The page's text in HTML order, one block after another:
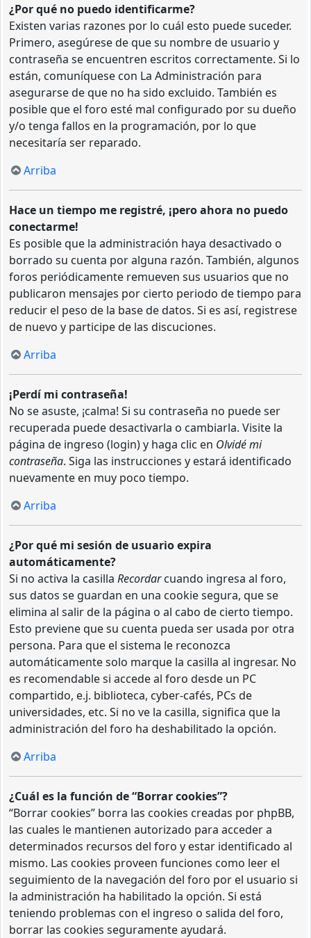
¿Por qué no puedo identificarme?
Existen varias razones por lo cuál esto puede suceder.
Primero, asegúrese de que su nombre de usuario y
contraseña se encuentren escritos correctamente. Si lo
están, comuníquese con La Administración para
asegurarse de que no ha sido excluido. También es
posible que el foro esté mal configurado por su dueño
y/o tenga fallos en la programación, por lo que
necesitaría ser reparado.
Arriba
Hace un tiempo me registré, ¡pero ahora no puedo
conectarme!
Es posible que la administración haya desactivado o
borrado su cuenta por alguna razón. También, algunos
foros periódicamente remueven sus usuarios que no
publicaron mensajes por cierto periodo de tiempo para
reducir el peso de la base de datos. Si es así, registrese
de nuevo y participe de las discuciones.
Arriba
¡Perdí mi contraseña!
No se asuste, ¡calma! Si su contraseña no puede ser
recuperada puede desactivarla o cambiarla. Visite la
página de ingreso (login) y haga clic en Olvidé mi
contraseña. Siga las instrucciones y estará identificado
nuevamente en muy poco tiempo.
Arriba
¿Por qué mi sesión de usuario expira
automáticamente?
Si no activa la casilla Recordarcuando ingresa al foro,
sus datos se guardan en una cookie segura, que se
elimina al salir de la página o al cabo de cierto tiempo.
Esto previene que su cuenta pueda ser usada por otra
persona. Para que el sistema le reconozca
automáticamente solo marque la casilla al ingresar. No
es recomendable si accede al foro desde un PC
compartido, e.j. biblioteca, cyber-cafés, PCs de
universidades, etc. Si no ve la casilla, significa que la
administración del foro ha deshabilitado la opción.
Arriba
¿Cuál es la función de “Borrar cookies”?
“Borrar cookies” borra las cookies creadas por phpBB,
las cuales le mantienen autorizado para acceder a
determinados recursos del foro y estar identificado al
mismo. Las cookies proveen funciones como leer el
seguimiento de la navegación del foro por el usuario si
la administración ha habilitado la opción. Si está
teniendo problemas con el ingreso o salida del foro,
borrar las cookies seguramente ayudará.